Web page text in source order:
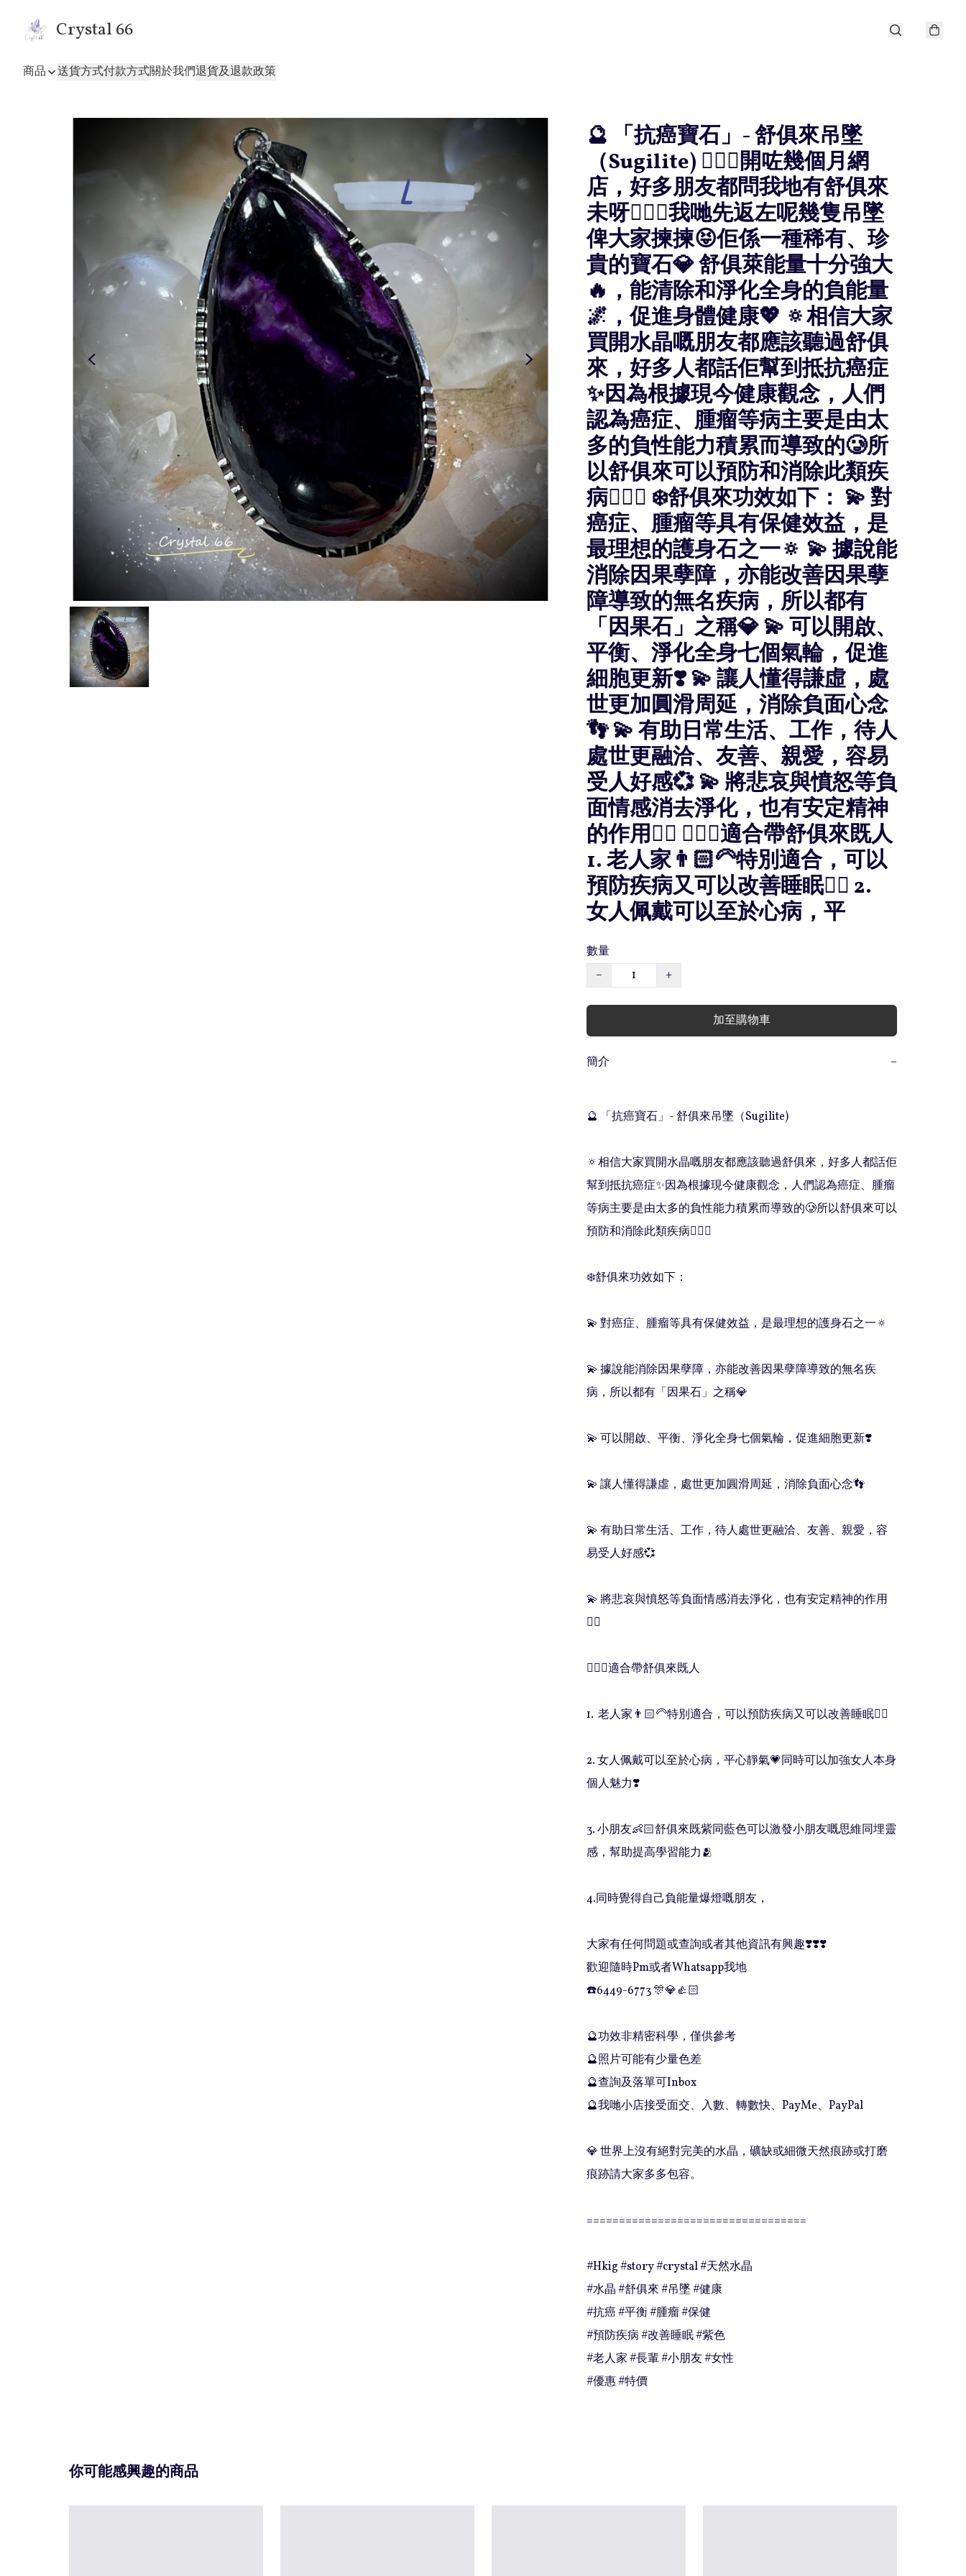
Crystal 66
商品 送貨方式付款方式關於我們退貨及退款政策
🔮 「抗癌寶石」- 舒俱來吊墜
（Sugilite) 🧚🏻‍♀️開咗幾個月網
店，好多朋友都問我地有舒俱來
未呀💁🏻‍♀️我哋先返左呢幾隻吊墜
俾大家揀揀😝佢係一種稀有、珍
貴的寶石💎 舒俱萊能量十分強大
🔥，能清除和淨化全身的負能量
🌌，促進身體健康💖 🔅相信大家
買開水晶嘅朋友都應該聽過舒俱
來，好多人都話佢幫到抵抗癌症
✨因為根據現今健康觀念，人們
認為癌症、腫瘤等病主要是由太
多的負性能力積累而導致的🥲所
以舒俱來可以預防和消除此類疾
病🧚🏻‍♀️ ❄️舒俱來功效如下： 💫 對
癌症、腫瘤等具有保健效益，是
最理想的護身石之一🔅 💫 據說能
消除因果孽障，亦能改善因果孽
障導致的無名疾病，所以都有
「因果石」之稱💎 💫 可以開啟、
平衡、淨化全身七個氣輪，促進
細胞更新❣️ 💫 讓人懂得謙虛，處
世更加圓滑周延，消除負面心念
👣 💫 有助日常生活、工作，待人
處世更融洽、友善、親愛，容易
受人好感💞 💫 將悲哀與憤怒等負
面情感消去淨化，也有安定精神
的作用❤️‍🔥 🧚🏻‍♀️適合帶舒俱來既人
1. 老人家👨🏻‍🦳特別適合，可以
預防疾病又可以改善睡眠👍🏻 2.
女人佩戴可以至於心病，平
數量
−
+
加至購物車
簡介 −
🔮 「抗癌寶石」- 舒俱來吊墜（Sugilite)
🔅相信大家買開水晶嘅朋友都應該聽過舒俱來，好多人都話佢
幫到抵抗癌症✨因為根據現今健康觀念，人們認為癌症、腫瘤
等病主要是由太多的負性能力積累而導致的🥲所以舒俱來可以
預防和消除此類疾病🧚🏻‍♀️
❄️舒俱來功效如下：
💫 對癌症、腫瘤等具有保健效益，是最理想的護身石之一🔅
💫 據說能消除因果孽障，亦能改善因果孽障導致的無名疾
病，所以都有「因果石」之稱💎
💫 可以開啟、平衡、淨化全身七個氣輪，促進細胞更新❣️
💫 讓人懂得謙虛，處世更加圓滑周延，消除負面心念👣
💫 有助日常生活、工作，待人處世更融洽、友善、親愛，容
易受人好感💞
💫 將悲哀與憤怒等負面情感消去淨化，也有安定精神的作用
❤️‍🔥
🧚🏻‍♀️適合帶舒俱來既人
1.  老人家👨🏻‍🦳特別適合，可以預防疾病又可以改善睡眠👍🏻
2. 女人佩戴可以至於心病，平心靜氣💗同時可以加強女人本身
個人魅力❣️
3. 小朋友👶🏻舒俱來既紫同藍色可以激發小朋友嘅思維同埋靈
感，幫助提高學習能力🫂
4.同時覺得自己負能量爆燈嘅朋友，
大家有任何問題或查詢或者其他資訊有興趣❣️❣️❣️
歡迎隨時Pm或者Whatsapp我地
☎️6449-6773 🎊💎👍🏻
🔮功效非精密科學，僅供參考
🔮照片可能有少量色差
🔮查詢及落單可Inbox
🔮我哋小店接受面交、入數、轉數快、PayMe、PayPal
💎 世界上沒有絕對完美的水晶，礦缺或細微天然痕跡或打磨
痕跡請大家多多包容。
==================================
#Hkig #story #crystal #天然水晶
#水晶 #舒俱來 #吊墜 #健康
#抗癌 #平衡 #腫瘤 #保健
#預防疾病 #改善睡眠 #紫色
#老人家 #長輩 #小朋友 #女性
#優惠 #特價
你可能感興趣的商品